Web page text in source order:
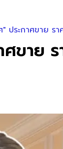
ระกาศขาย รา
าย ร